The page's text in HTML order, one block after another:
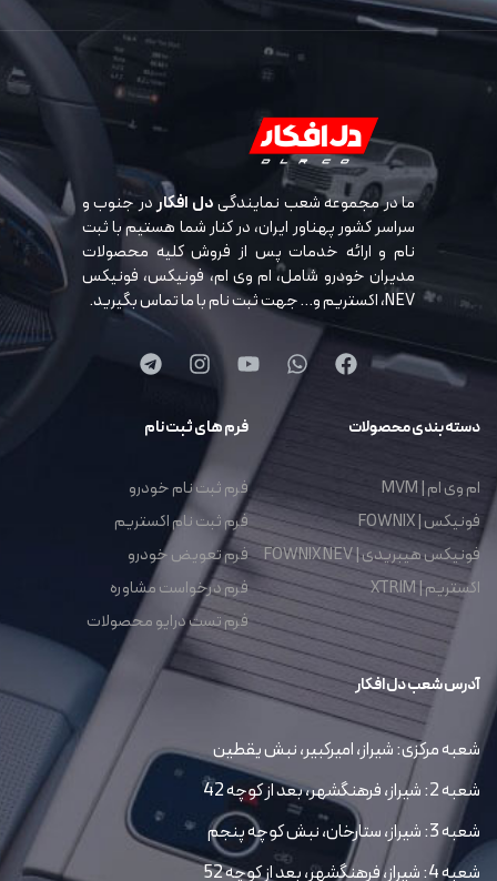
ما در مجموعه شعب نمایندگیدل افکاردر جنوب و
سراسر کشور پهناور ایران، در کنار شما هستیم با ثبت
نام و ارائه خدمات پس از فروش کلیه محصولات
مدیران خودرو شامل، ام وی ام، فونیکس، فونیکس
NEV، اکستریم و… جهت ثبت نام با ما تماس بگیرید.
دسته بندی محصولات
ام وی ام | MVM
فونیکس | FOWNIX
فونیکس هیبریدی | FOWNIX NEV
اکستریم | XTRIM
فرم های ثبت نام
فرم ثبت نام خودرو
فرم ثبت نام اکستریم
فرم تعویض خودرو
فرم درخواست مشاوره
فرم تست درایو محصولات
آدرس شعب دل افکار
شعبه مرکزی: شیراز، امیرکبیر، نبش یقطین
شعبه 2: شیراز، فرهنگشهر، بعد از کوچه 42
شعبه 3: شیراز، ستارخان، نبش کوچه پنجم
شعبه 4: شیراز، فرهنگشهر، بعد از کوچه 52